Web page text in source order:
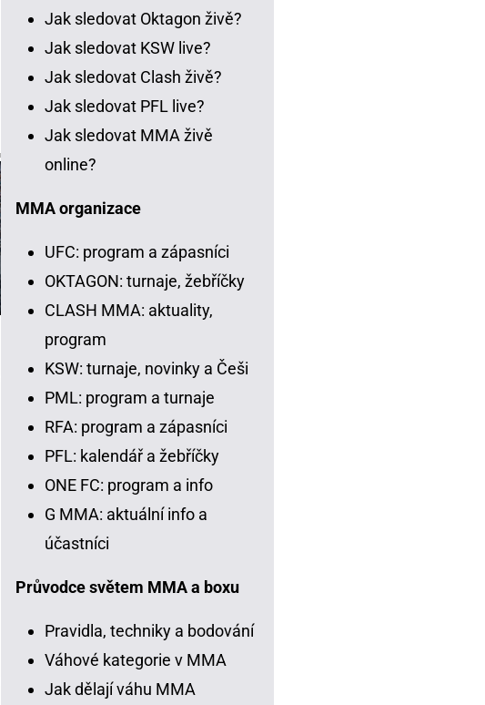
Jak sledovat Oktagon živě?
Jak sledovat KSW live?
Jak sledovat Clash živě?
Jak sledovat PFL live?
Jak sledovat MMA živě
online?
MMA organizace
UFC: program a zápasníci
OKTAGON: turnaje, žebříčky
CLASH MMA: aktuality,
program
KSW: turnaje, novinky a Češi
PML: program a turnaje
RFA: program a zápasníci
PFL: kalendář a žebříčky
ONE FC: program a info
G MMA: aktuální info a
účastníci
Průvodce světem MMA a boxu
Pravidla, techniky a bodování
Váhové kategorie v MMA
Jak dělají váhu MMA